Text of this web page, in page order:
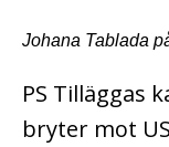
Johana Tablada
PS Tilläggas
bryter mot